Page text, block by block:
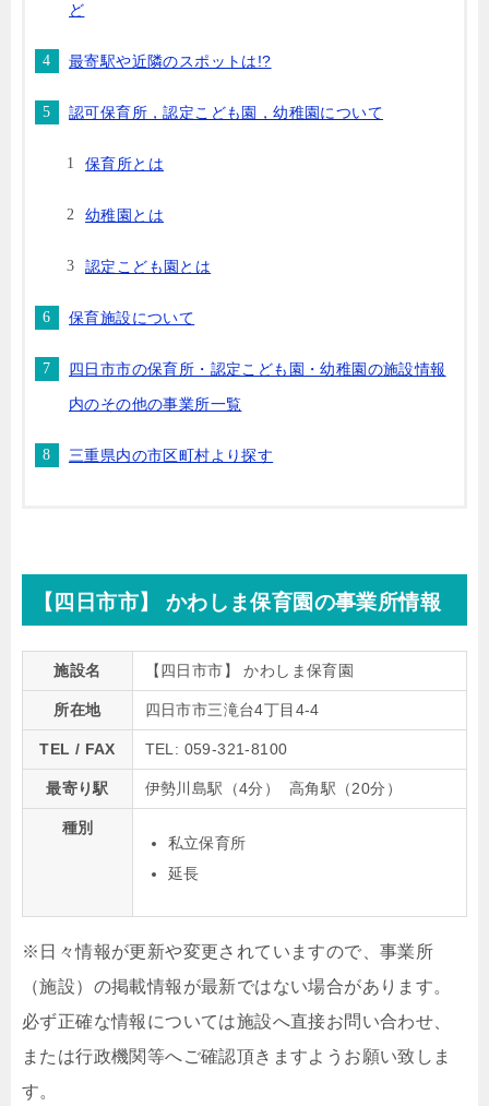
ど
最寄駅や近隣のスポットは!?
認可保育所，認定こども園，幼稚園について
保育所とは
幼稚園とは
認定こども園とは
保育施設について
四日市市の保育所・認定こども園・幼稚園の施設情報
内のその他の事業所一覧
三重県内の市区町村より探す
【四日市市】 かわしま保育園の事業所情報
施設名 【四日市市】 かわしま保育園
所在地 四日市市三滝台4丁目4-4
TEL / FAX TEL: 059-321-8100
最寄り駅 伊勢川島駅（4分） 高角駅（20分）
種別
私立保育所
延長
※日々情報が更新や変更されていますので、事業所
（施設）の掲載情報が最新ではない場合があります。
必ず正確な情報については施設へ直接お問い合わせ、
または行政機関等へご確認頂きますようお願い致しま
す。